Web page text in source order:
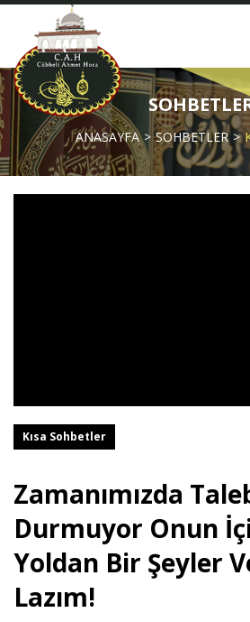
ANASAYFA SOHBETLER
Kısa Sohbetler
Zamanımızda
Durmuyor Onun
Yoldan Bir Şeyler
Lazım!